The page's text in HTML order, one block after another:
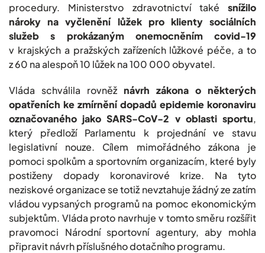
procedury. Ministerstvo zdravotnictví také snížilo
nároky na vyčlenění lůžek pro klienty sociálních
služeb s prokázaným onemocněním covid-19
v krajských a pražských zařízeních lůžkové péče, a to
z 60 na alespoň 10 lůžek na 100 000 obyvatel.
Vláda schválila rovněž návrh zákona o některých
opatřeních ke zmírnění dopadů epidemie koronaviru
označovaného jako SARS-CoV-2 v oblasti sportu,
který předloží Parlamentu k projednání ve stavu
legislativní nouze. Cílem mimořádného zákona je
pomoci spolkům a sportovním organizacím, které byly
postiženy dopady koronavirové krize. Na tyto
neziskové organizace se totiž nevztahuje žádný ze zatím
vládou vypsaných programů na pomoc ekonomickým
subjektům. Vláda proto navrhuje v tomto směru rozšířit
pravomoci Národní sportovní agentury, aby mohla
připravit návrh příslušného dotačního programu.